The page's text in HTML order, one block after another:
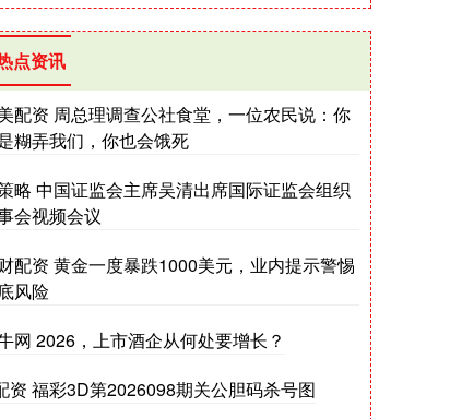
点资讯
配资 周总理调查公社食堂，一位农民说：你
糊弄我们，你也会饿死
略 中国证监会主席吴清出席国际证监会组织
会视频会议
配资 黄金一度暴跌1000美元，业内提示警惕
风险
网 2026，上市酒企从何处要增长？
资 福彩3D第2026098期关公胆码杀号图